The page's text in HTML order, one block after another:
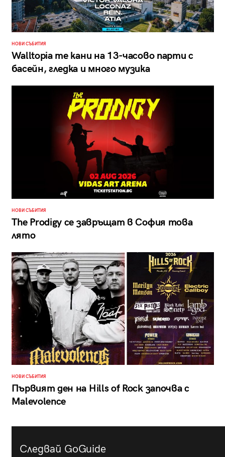
НОВИ СЪБИТИЯ
Walltopia те кани на 13-часово парти с
басейн, гледка и много музика
НОВИ СЪБИТИЯ
The Prodigy се завръщат в София това
лято
НОВИ СЪБИТИЯ
Първият ден на Hills of Rock започва с
Malevolence
Следвай GoGuide